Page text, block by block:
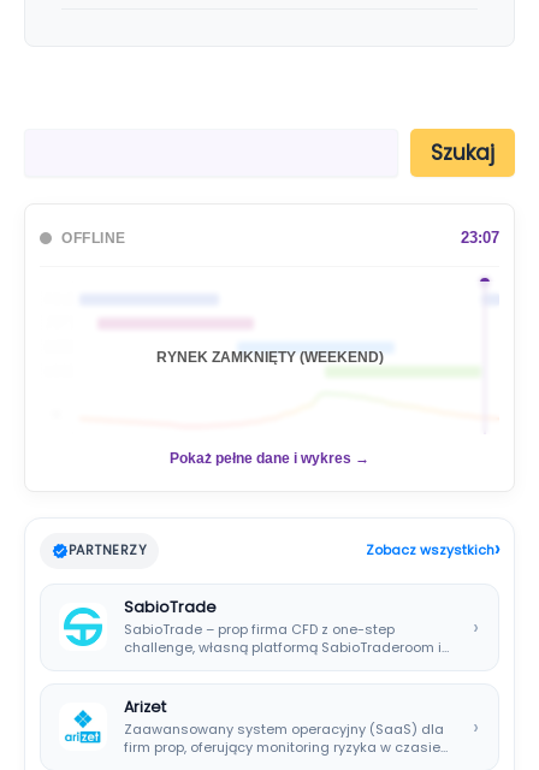
Szukaj
OFFLINE 23:07
RYNEK ZAMKNIĘTY (WEEKEND)
Pokaż pełne dane i wykres →
PARTNERZY Zobacz wszystkich›
SabioTrade
SabioTrade – prop firma CFD z one-step
challenge, własną platformą SabioTraderoom i
›
Arizet
Zaawansowany system operacyjny (SaaS) dla
firm prop, oferujący monitoring ryzyka w czasie
›